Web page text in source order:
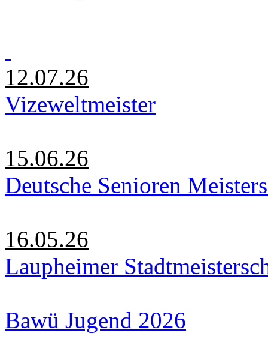
12.07.26
Vizeweltmeister
15.06.26
Deutsche Senioren
16.05.26
Laupheimer
Bawü Jugend 2026